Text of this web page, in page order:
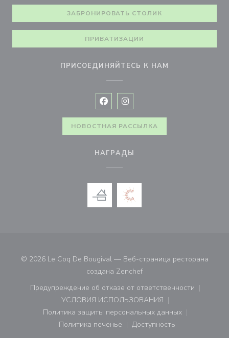
ЗАБРОНИРОВАТЬ СТОЛИК
ПРИВАТИЗАЦИИ
ПРИСОЕДИНЯЙТЕСЬ К НАМ
Facebook ((открывается в новом
Instagram ((открывается в
НОВОСТНАЯ РАССЫЛКА
НАГРАДЫ
© 2026 Le Coq De Bougival — Веб-страница ресторана
создана Zenchef((открывается в новом
Предупреждение об отказе от ответственности
((открывается в новом окне))
УСЛОВИЯ ИСПОЛЬЗОВАНИЯ
((открывается в новом окне))
Политика защиты персональных данных
((открывается в новом окне))
Политика печенье
((открывается в новом окне))
Доступность
((открывается в